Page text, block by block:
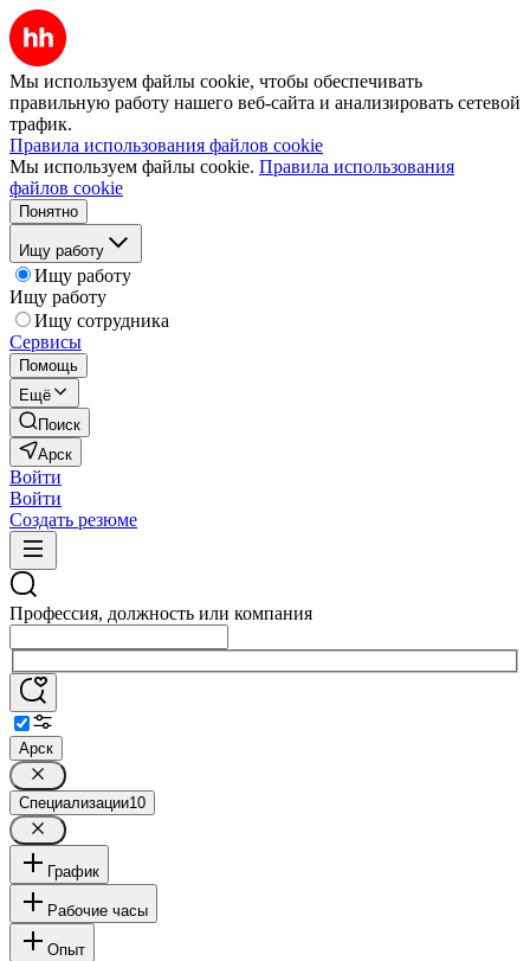
Мы используем файлы cookie, чтобы обеспечивать
правильную работу нашего веб-сайта и анализировать сетевой
трафик.
Правила использования файлов cookie
Мы используем файлы cookie. Правила использования
файлов cookie
Понятно
Ищу работу
Ищу работу
Ищу работу
Ищу сотрудника
Сервисы
Помощь
Ещё
Поиск
Арск
Войти
Войти
Создать резюме
Профессия, должность или компания
Арск
Специализации10
График
Рабочие часы
Опыт